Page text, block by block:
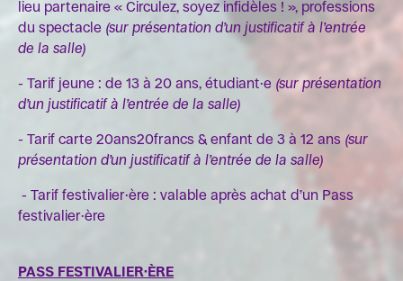
lieu partenaire « Circulez, soyez infidèles ! », professions
du spectacle (sur présentation d’un justificatif à l’entrée
de la salle)
- Tarif jeune : de 13 à 20 ans, étudiant·e (sur présentation
d’un justificatif à l’entrée de la salle)
- Tarif carte 20ans20francs & enfant de 3 à 12 ans (sur
présentation d’un justificatif à l’entrée de la salle)
- Tarif festivalier·ère : valable après achat d’un Pass
festivalier·ère
PASS FESTIVALIER·ÈRE